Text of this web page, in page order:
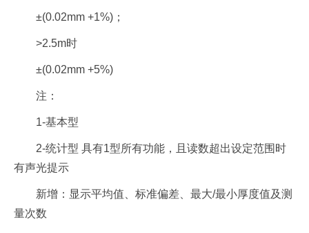
±(0.02mm +1%)；
>2.5m时
±(0.02mm +5%)
注：
1-基本型
2-统计型 具有1型所有功能，且读数超出设定范围时
有声光提示
新增：显示平均值、标准偏差、最大/最小厚度值及测
量次数